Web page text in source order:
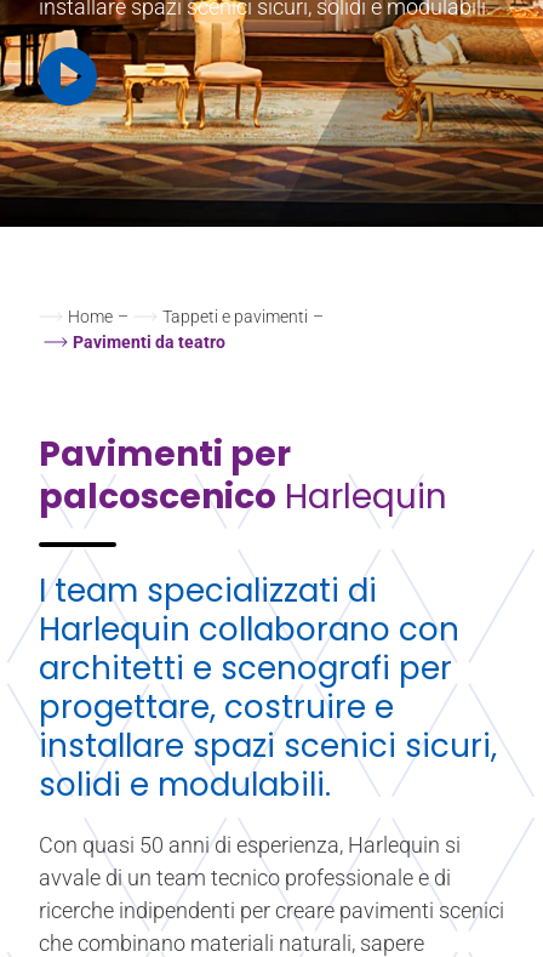
installare spazi scenici sicuri, solidi e modulabili.
Home – Tappeti e pavimenti –
Pavimenti da teatro
Pavimenti per
palcoscenico Harlequin
I team specializzati di
Harlequin collaborano con
architetti e scenografi per
progettare, costruire e
installare spazi scenici sicuri,
solidi e modulabili.
Con quasi 50 anni di esperienza, Harlequin si
avvale di un team tecnico professionale e di
ricerche indipendenti per creare pavimenti scenici
che combinano materiali naturali, sapere